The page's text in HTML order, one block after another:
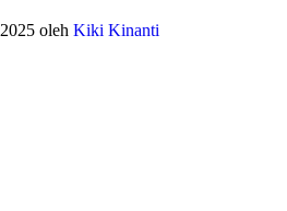
oleh Kiki Kinanti